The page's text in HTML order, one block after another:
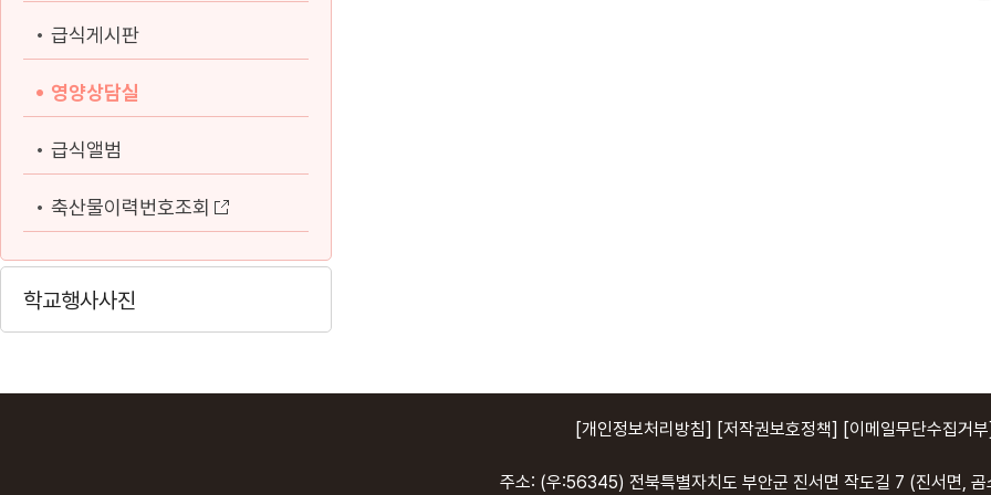
급식게시판
영양상담실
급식앨범
축산물이력번호조회
학교행사사진
[개인정보처리방침] [저작권보호정책] [이메일무단수집거부]
주소: (우:56345) 전북특별자치도 부안군 진서면 작도길 7 (진서면, 곰